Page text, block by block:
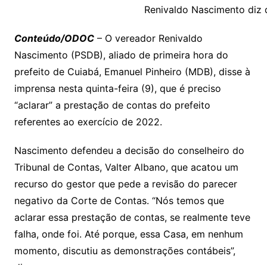
Li
n
k
A
p
p
a
m
e
dI
n
l
gl
Cl
a
o
m
s
s
a
g
e
o
k.
c
o
m
p
e
o
o
M
ai
l
a
d
s
ai
l
ar
e
Renivaldo Nascimento
Conteúdo/ODOC– O vereador Renivaldo
Nascimento (PSDB), aliado de primeira hora do
prefeito de Cuiabá, Emanuel Pinheiro (MDB), disse à
imprensa nesta quinta-feira (9), que é preciso
“aclarar” a prestação de contas do prefeito
referentes ao exercício de 2022.
Nascimento defendeu a decisão do conselheiro do
Tribunal de Contas, Valter Albano, que acatou um
recurso do gestor que pede a revisão do parecer
negativo da Corte de Contas. “Nós temos que
aclarar essa prestação de contas, se realmente teve
falha, onde foi. Até porque, essa Casa, em nenhum
momento, discutiu as demonstrações contábeis”,